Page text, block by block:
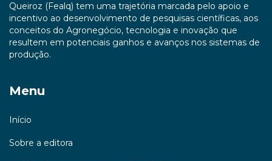
Queiroz (Fealq) tem uma trajetória marcada pelo apoio e
incentivo ao desenvolvimento de pesquisas científicas, aos
conceitos do Agronegócio, tecnologia e inovação que
resultem em potenciais ganhos e avanços nos sistemas de
produção.
Menu
Início
Sobre a editora